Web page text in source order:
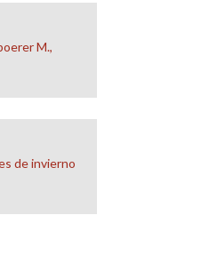
M.,
de invierno